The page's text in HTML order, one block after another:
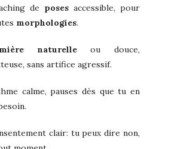
de poses accessible, pour
morphologies.
naturelleou douce,
sans artifice agressif.
calme, pauses dès que tu en
clair: tu peux dire non,